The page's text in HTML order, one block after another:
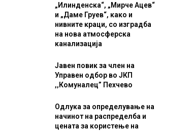
„Илинденска“, „Мирче Ацев“
и „Даме Груев“, како и
нивните краци, со изградба
на нова атмосферска
канализација
Јавен повик за член на
Управен одбор во ЈКП
,,Комуналец” Пехчево
Одлука за определување на
начинот на распределба и
цената за користење на